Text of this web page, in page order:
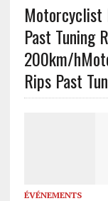
Motorcyclist
Past Tuning
200km/h
Rips Past
ÉVÉNEMENTS